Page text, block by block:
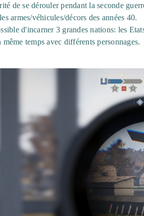
de se dérouler pendant la seconde
armes/véhicules/décors des années 40.
d'incarner 3 grandes nations: les
temps avec différents personnages.